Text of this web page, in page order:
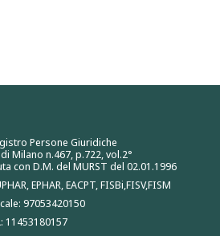
Persone Giuridiche
Milano n.467, p.722, vol.2°
con D.M. del MURST del 02.01.1996
EPHAR, EACPT, FISBi,FISV,FISM
97053420150
11453180157